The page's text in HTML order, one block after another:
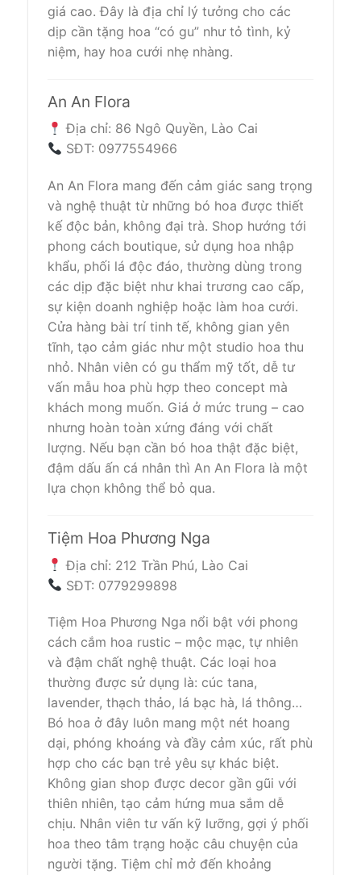
giá cao. Đây là địa chỉ lý tưởng cho các
dịp cần tặng hoa “có gu” như tỏ tình, kỷ
niệm, hay hoa cưới nhẹ nhàng.
An An Flora
Địa chỉ: 86 Ngô Quyền, Lào Cai
SĐT: 0977554966
An An Flora mang đến cảm giác sang trọng
và nghệ thuật từ những bó hoa được thiết
kế độc bản, không đại trà. Shop hướng tới
phong cách boutique, sử dụng hoa nhập
khẩu, phối lá độc đáo, thường dùng trong
các dịp đặc biệt như khai trương cao cấp,
sự kiện doanh nghiệp hoặc làm hoa cưới.
Cửa hàng bài trí tinh tế, không gian yên
tĩnh, tạo cảm giác như một studio hoa thu
nhỏ. Nhân viên có gu thẩm mỹ tốt, dễ tư
vấn mẫu hoa phù hợp theo concept mà
khách mong muốn. Giá ở mức trung – cao
nhưng hoàn toàn xứng đáng với chất
lượng. Nếu bạn cần bó hoa thật đặc biệt,
đậm dấu ấn cá nhân thì An An Flora là một
lựa chọn không thể bỏ qua.
Tiệm Hoa Phương Nga
Địa chỉ: 212 Trần Phú, Lào Cai
SĐT: 0779299898
Tiệm Hoa Phương Nga nổi bật với phong
cách cắm hoa rustic – mộc mạc, tự nhiên
và đậm chất nghệ thuật. Các loại hoa
thường được sử dụng là: cúc tana,
lavender, thạch thảo, lá bạc hà, lá thông…
Bó hoa ở đây luôn mang một nét hoang
dại, phóng khoáng và đầy cảm xúc, rất phù
hợp cho các bạn trẻ yêu sự khác biệt.
Không gian shop được decor gần gũi với
thiên nhiên, tạo cảm hứng mua sắm dễ
chịu. Nhân viên tư vấn kỹ lưỡng, gợi ý phối
hoa theo tâm trạng hoặc câu chuyện của
người tặng. Tiệm chỉ mở đến khoảng